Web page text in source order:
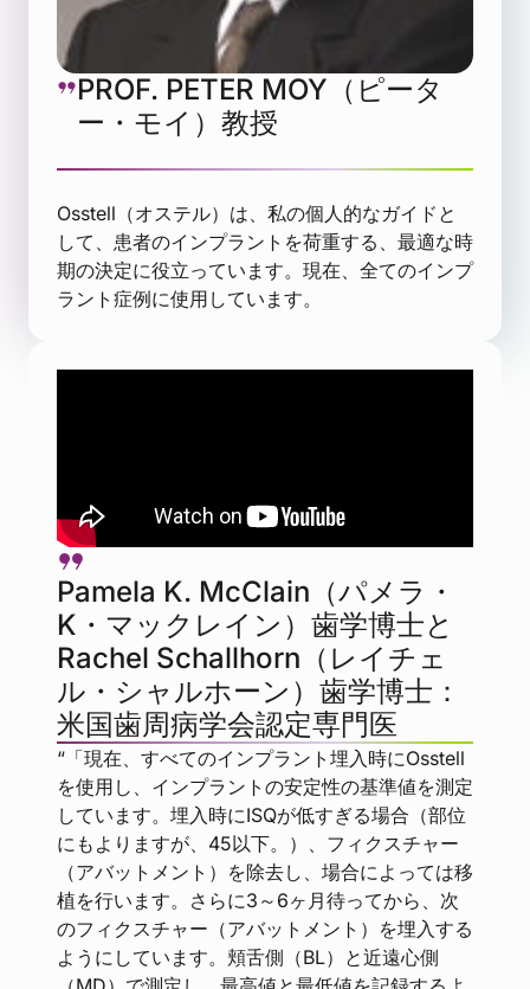
PROF. PETER MOY（ピータ
ー・モイ）教授
Osstell（オステル）は、私の個人的なガイドと
して、患者のインプラントを荷重する、最適な時
期の決定に役立っています。現在、全てのインプ
ラント症例に使用しています。
Pamela K. McClain（パメラ・
K・マックレイン）歯学博士と
Rachel Schallhorn（レイチェ
ル・シャルホーン）歯学博士：
米国歯周病学会認定専門医
“「現在、すべてのインプラント埋入時にOsstell
を使用し、インプラントの安定性の基準値を測定
しています。埋入時にISQが低すぎる場合（部位
にもよりますが、45以下。）、フィクスチャー
（アバットメント）を除去し、場合によっては移
植を行います。さらに3～6ヶ月待ってから、次
のフィクスチャー（アバットメント）を埋入する
ようにしています。頬舌側（BL）と近遠心側